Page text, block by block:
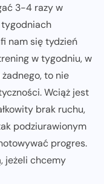
3-4 razy w
nam się tydzień
w tygodniu, w
to nie
Wciąż jest
brak ruchu,
podziurawionym
progres.
jeżeli chcemy